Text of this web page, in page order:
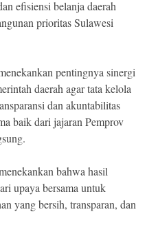
efisiensi belanja daerah
prioritas Sulawesi
pentingnya sinergi
daerah agar tata kelola
dan akuntabilitas
baik dari jajaran Pemprov
bahwa hasil
upaya bersama untuk
yang bersih, transparan, dan